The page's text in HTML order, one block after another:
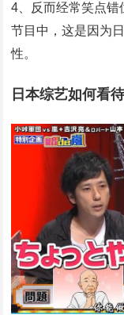
4、反而经常笑点
节目中，这是因为
性。
日本综艺如何看